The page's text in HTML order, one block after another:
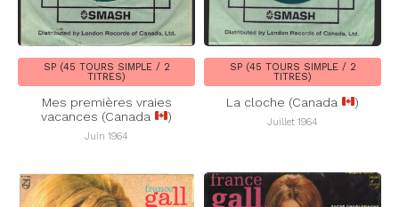
SP (45 TOURS SIMPLE / 2
TITRES)
Mes premières vraies
vacances (Canada
)
Juin 1964
SP (45 TOURS SIMPLE / 2
TITRES)
La cloche (Canada )
Juillet 1964